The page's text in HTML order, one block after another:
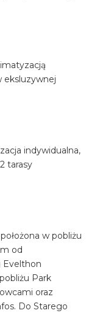
eksluzywnej
indywidualna,
tarasy
w pobliżu
od
Evelthon
Park
oraz
Do Starego